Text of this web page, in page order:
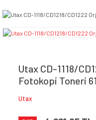
Utax CD-1118/
Fotokopi Toneri
Utax